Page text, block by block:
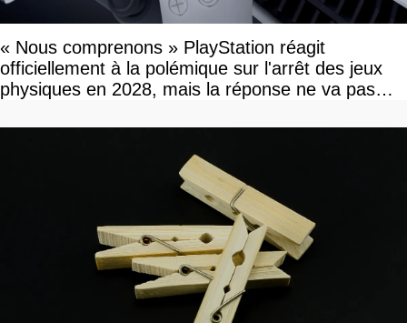
« Nous comprenons » PlayStation réagit
officiellement à la polémique sur l'arrêt des jeux
physiques en 2028, mais la réponse ne va pas